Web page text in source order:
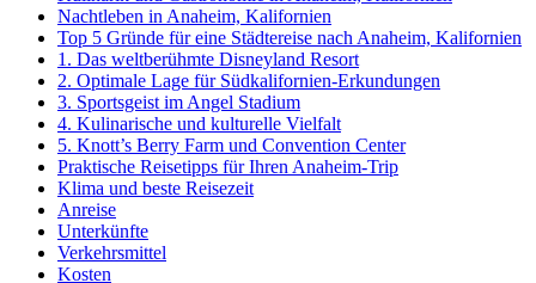
Nachtleben in Anaheim, Kalifornien
Top 5 Gründe für eine Städtereise nach Anaheim, Kalifornien
1. Das weltberühmte Disneyland Resort
2. Optimale Lage für Südkalifornien-Erkundungen
3. Sportsgeist im Angel Stadium
4. Kulinarische und kulturelle Vielfalt
5. Knott’s Berry Farm und Convention Center
Praktische Reisetipps für Ihren Anaheim-Trip
Klima und beste Reisezeit
Anreise
Unterkünfte
Verkehrsmittel
Kosten